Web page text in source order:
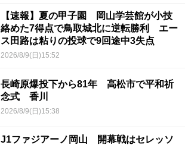
【速報】夏の甲子園 岡山学芸館が小技
絡めた7得点で鳥取城北に逆転勝利 エー
ス田路は粘りの投球で9回途中3失点
2026/8/9(日)15:52
長崎原爆投下から81年 高松市で平和祈
念式 香川
2026/8/9(日)15:38
J1ファジアーノ岡山 開幕戦はセレッソ